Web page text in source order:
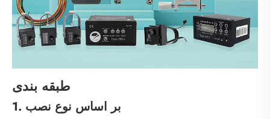
طبقه بندی
1. بر اساس نوع نصب